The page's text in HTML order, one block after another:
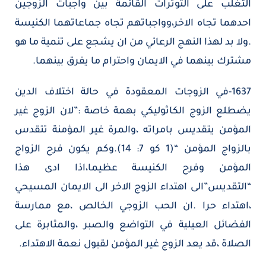
التغلب على التوترات القائمة بين واجبات الزوجين
احدهما تجاه الاخر،وواجباتهم تجاه جماعاتهما الكنيسة
.ولا بد لهذا النهج الرعائي من ان يشجع على تنمية ما هو
مشترك بينهما في الايمان واحترام ما يفرق بينهما.
1637-في الزوجات المعقودة في حالة اختلاف الدين
يضطلع الزوج الكاثوليكي بهمة خاصة :”لان الزوج غير
المؤمن يتقديس بامراته ،والمرة غير المؤمنة تتقدس
بالزواج المؤمن “(1 كو 7: 14).وكم يكون فرح الزواج
المؤمن وفرح الكنيسة عظيما،اذا ادى هذا
“التقديس”الى اهتداء الزوج الاخر الى الايمان المسيحي
،اهتداء حرا .ان الحب الزوجي الخالص ،مع ممارسة
الفضائل العيلية في التواضع والصبر ،والمثابرة على
الصلاة ،قد يعد الزوج غير المؤمن لقبول نعمة الاهتداء.